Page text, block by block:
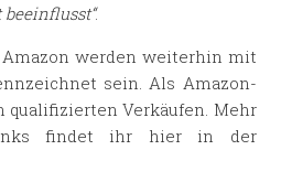
.
werden weiterhin mit
sein. Als Amazon-
qualifizierten Verkäufen. Mehr
findet ihr hier in der